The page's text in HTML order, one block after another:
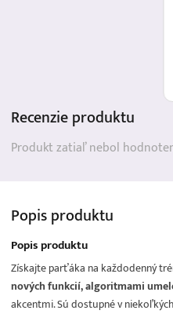
Recenzieproduktu
Produkt zatiaľ nebol
Popisproduktu
Popis produktu
Získajte parťáka na každodenný
nových funkcií, algoritmami
akcentmi. Sú dostupné v